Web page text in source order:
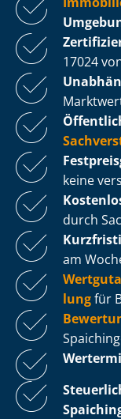
17024
keine
durch
am
lungfür